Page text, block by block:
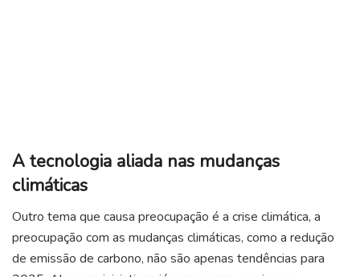
A tecnologia aliada nas mudanças
climáticas
Outro tema que causa preocupação é a crise climática, a
preocupação com as mudanças climáticas, como a redução
de emissão de carbono, não são apenas tendências para